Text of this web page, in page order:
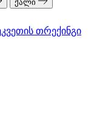
ქალი
თრექინგი